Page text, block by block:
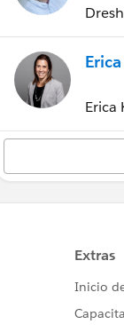
Erica